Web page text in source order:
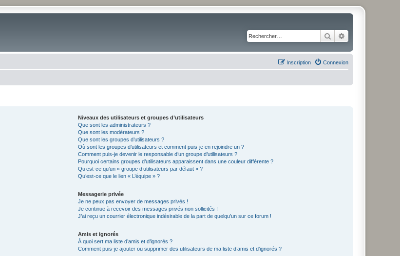
Rechercher
Connexion
Inscription
Niveaux des utilisateurs et groupes d’utilisateurs
Que sont les administrateurs ?
Que sont les modérateurs ?
Que sont les groupes d’utilisateurs ?
Où sont les groupes d’utilisateurs et comment puis-je en rejoindre un ?
Comment puis-je devenir le responsable d’un groupe d’utilisateurs ?
Pourquoi certains groupes d’utilisateurs apparaissent dans une couleur différente ?
Qu’est-ce qu’un « groupe d’utilisateurs par défaut » ?
Qu’est-ce que le lien « L’équipe » ?
Messagerie privée
Je ne peux pas envoyer de messages privés !
Je continue à recevoir des messages privés non sollicités !
J’ai reçu un courrier électronique indésirable de la part de quelqu’un sur ce forum !
Amis et ignorés
À quoi sert ma liste d’amis et d’ignorés ?
Comment puis-je ajouter ou supprimer des utilisateurs de ma liste d’amis et d’ignorés ?